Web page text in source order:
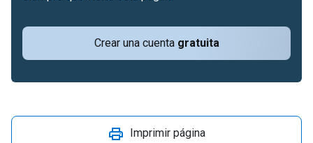
Crear una cuenta gratuita
Imprimir página